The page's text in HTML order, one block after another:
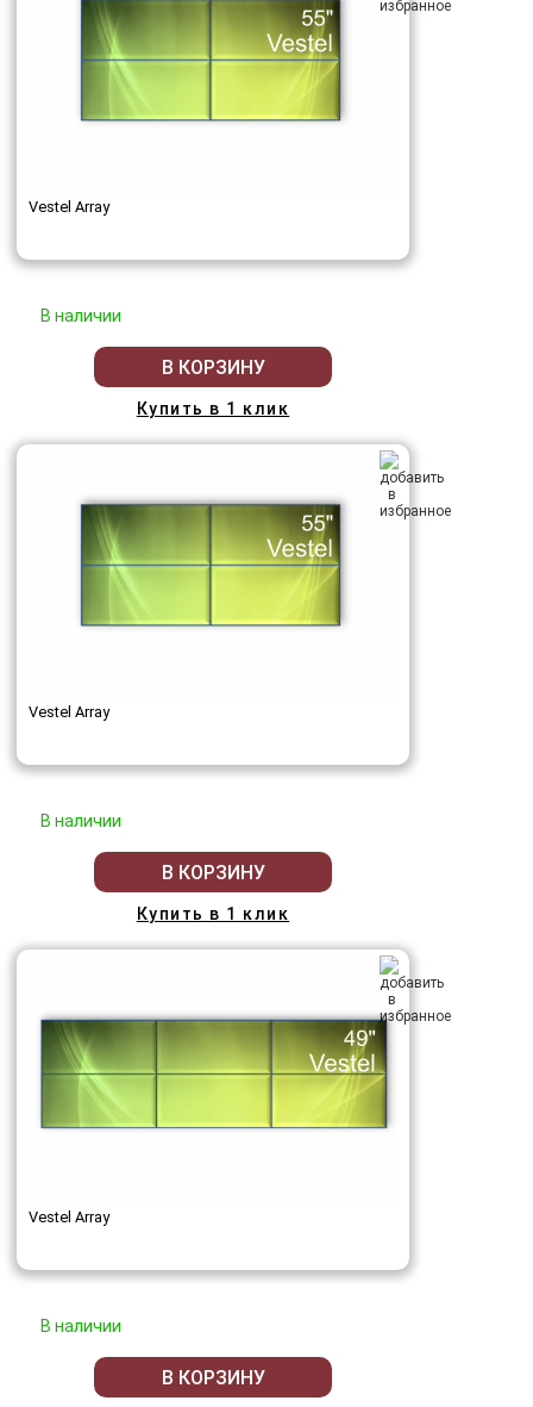
Vestel Array
В наличии
В КОРЗИНУ
Купить в 1 клик
Vestel Array
В наличии
В КОРЗИНУ
Купить в 1 клик
Vestel Array
В наличии
В КОРЗИНУ